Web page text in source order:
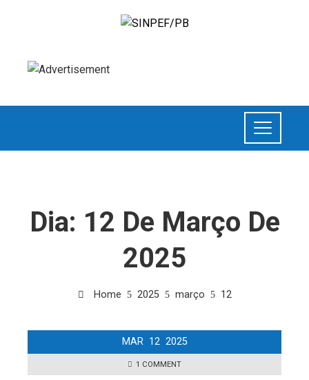
Dia: 12 De Março De
2025
Home 2025 março 12
MAR 12 2025
1 COMMENT